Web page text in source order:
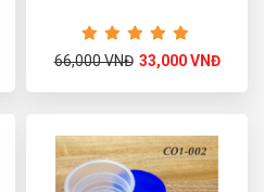
66,000 VNĐ 33,000 VNĐ